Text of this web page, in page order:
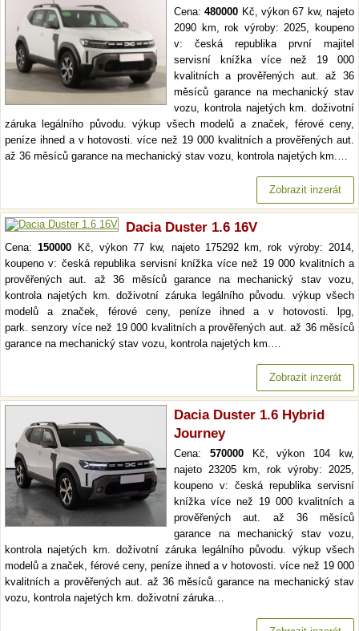
Cena:480000 Kč, výkon 67 kw, najeto
2090 km, rok výroby: 2025, koupeno
v: česká republika první majitel
servisní knížka více než 19 000
kvalitních a prověřených aut. až 36
měsíců garance na mechanický stav
vozu, kontrola najetých km. doživotní
záruka legálního původu. výkup všech modelů a značek, férové ceny,
peníze ihned a v hotovosti. více než 19 000 kvalitních a prověřených aut.
až 36 měsíců garance na mechanický stav vozu, kontrola najetých km.…
Zobrazit inzerát
Dacia Duster 1.6 16V
Cena:150000 Kč, výkon 77 kw, najeto 175292 km, rok výroby: 2014,
koupeno v: česká republika servisní knížka více než 19 000 kvalitních a
prověřených aut. až 36 měsíců garance na mechanický stav vozu,
kontrola najetých km. doživotní záruka legálního původu. výkup všech
modelů a značek, férové ceny, peníze ihned a v hotovosti. lpg,
park. senzory více než 19 000 kvalitních a prověřených aut. až 36 měsíců
garance na mechanický stav vozu, kontrola najetých km.…
Zobrazit inzerát
Dacia Duster 1.6 Hybrid
Journey
Cena: 570000Kč, výkon 104 kw,
najeto 23205 km, rok výroby: 2025,
koupeno v: česká republika servisní
knížka více než 19 000 kvalitních a
prověřených aut. až 36 měsíců
garance na mechanický stav vozu,
kontrola najetých km. doživotní záruka legálního původu. výkup všech
modelů a značek, férové ceny, peníze ihned a v hotovosti. více než 19 000
kvalitních a prověřených aut. až 36 měsíců garance na mechanický stav
vozu, kontrola najetých km. doživotní záruka…